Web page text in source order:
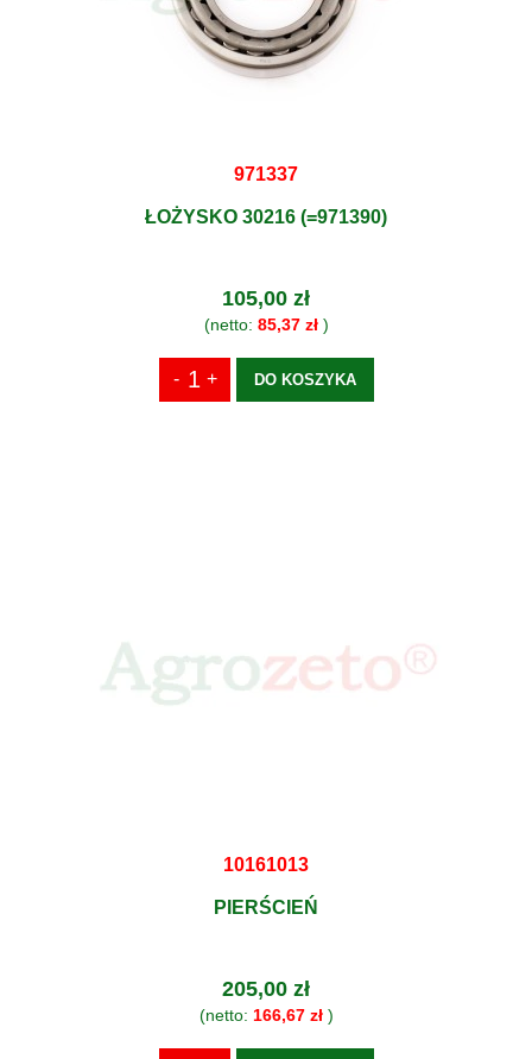
971337
ŁOŻYSKO 30216 (=971390)
105,00 zł
(netto: 85,37 zł)
DO KOSZYKA
10161013
PIERŚCIEŃ
205,00 zł
(netto: 166,67 zł)